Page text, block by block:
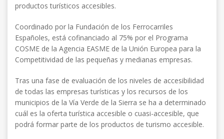
productos turísticos accesibles.
Coordinado por la Fundación de los Ferrocarriles
Españoles, está cofinanciado al 75% por el Programa
COSME de la Agencia EASME de la Unión Europea para la
Competitividad de las pequeñas y medianas empresas.
Tras una fase de evaluación de los niveles de accesibilidad
de todas las empresas turísticas y los recursos de los
municipios de la Vía Verde de la Sierra se ha a determinado
cuál es la oferta turística accesible o cuasi-accesible, que
podrá formar parte de los productos de turismo accesible.